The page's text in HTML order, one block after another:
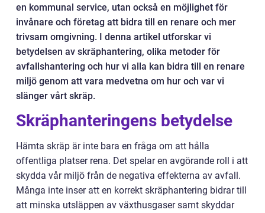
en kommunal service, utan också en möjlighet för
invånare och företag att bidra till en renare och mer
trivsam omgivning. I denna artikel utforskar vi
betydelsen av skräphantering, olika metoder för
avfallshantering och hur vi alla kan bidra till en renare
miljö genom att vara medvetna om hur och var vi
slänger vårt skräp.
Skräphanteringens betydelse
Hämta skräp är inte bara en fråga om att hålla
offentliga platser rena. Det spelar en avgörande roll i att
skydda vår miljö från de negativa effekterna av avfall.
Många inte inser att en korrekt skräphantering bidrar till
att minska utsläppen av växthusgaser samt skyddar